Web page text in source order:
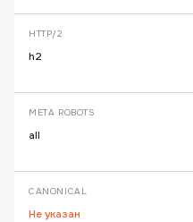
HTTP/2
h2
META ROBOTS
all
CANONICAL
Не указан